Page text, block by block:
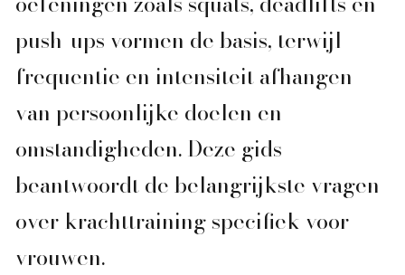
push-ups vormen de basis, terwijl
frequentie en intensiteit afhangen
van persoonlijke doelen en
omstandigheden. Deze gids
beantwoordt de belangrijkste vragen
over krachttraining specifiek voor
vrouwen.